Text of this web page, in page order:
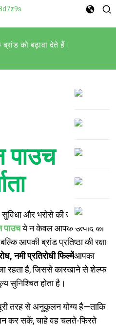
को बढ़ावा देते हैं।
पाउच
और भरोसे की उम्मीद करते
पाउचये न केवल आपके उत्पाद को
आपकी ब्रांड प्रतिष्ठा की रक्षा
नमी प्रतिरोधी फिल्मेंआपका
रहता है, जिससे कारखाने से शेल्फ
सुनिश्चित होता है।
तरह से अनुकूलन योग्य है—ताकि
कर सकें, चाहे वह चलते-फिरते